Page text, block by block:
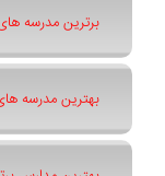
برترین مدرسه
بهترین مدرسه